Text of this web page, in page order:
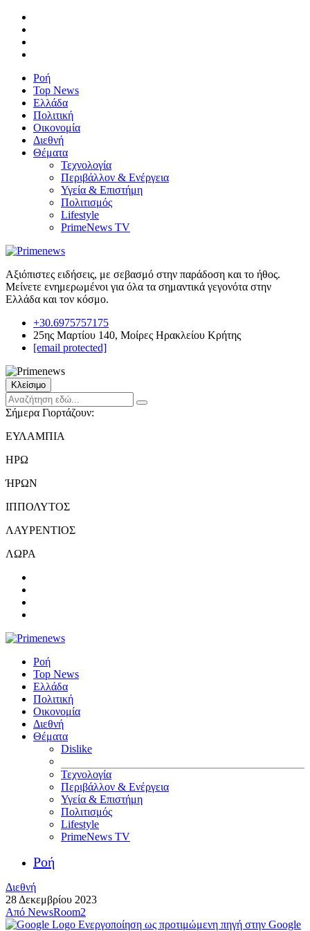
Ροή
Top News
Ελλάδα
Πολιτική
Οικονομία
Διεθνή
Θέματα
Τεχνολογία
Περιβάλλον & Ενέργεια
Υγεία & Επιστήμη
Πολιτισμός
Lifestyle
PrimeNews TV
Αξιόπιστες ειδήσεις, με σεβασμό στην παράδοση και το ήθος.
Μείνετε ενημερωμένοι για όλα τα σημαντικά γεγονότα στην
Ελλάδα και τον κόσμο.
+30.6975757175
25ης Μαρτίου 140, Μοίρες Ηρακλείου Κρήτης
[email protected]
Κλείσιμο
Σήμερα Γιορτάζουν:
ΕΥΛΑΜΠΙΑ
ΗΡΩ
ΉΡΩΝ
ΙΠΠΟΛΥΤΟΣ
ΛΑΥΡΕΝΤΙΟΣ
ΛΩΡΑ
Ροή
Top News
Ελλάδα
Πολιτική
Οικονομία
Διεθνή
Θέματα
Dislike
Τεχνολογία
Περιβάλλον & Ενέργεια
Υγεία & Επιστήμη
Πολιτισμός
Lifestyle
PrimeNews TV
Ροή
Διεθνή
28 Δεκεμβρίου 2023
Από NewsRoom2
Ενεργοποίηση ως προτιμώμενη πηγή στην Google